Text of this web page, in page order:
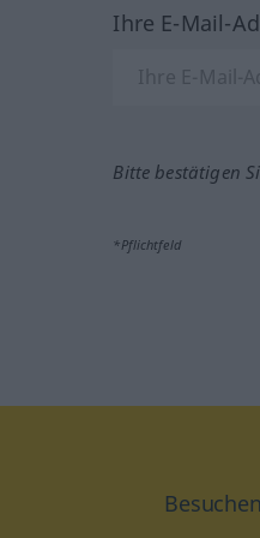
Ihre E-Mail-
Bitte bestätigen
*Pflichtfeld